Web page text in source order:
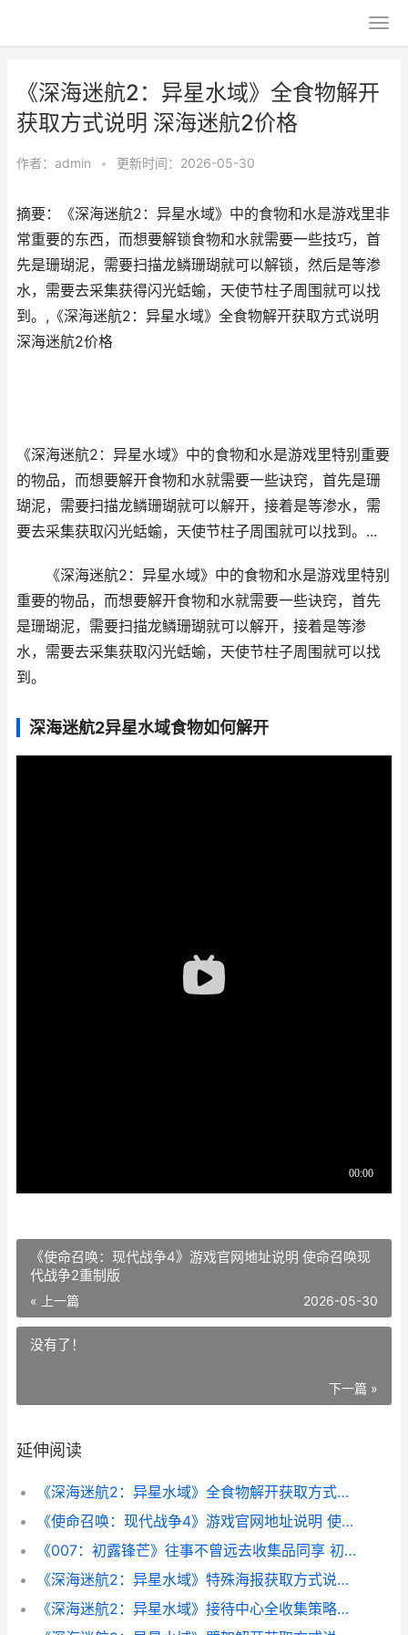
《深海迷航2：异星水域》全食物解开
获取方式说明 深海迷航2价格
作者： admin • 更新时间：2026-05-30
摘要：《深海迷航2：异星水域》中的食物和水是游戏里非
常重要的东西，而想要解锁食物和水就需要一些技巧，首
先是珊瑚泥，需要扫描龙鳞珊瑚就可以解锁，然后是等渗
水，需要去采集获得闪光蛞蝓，天使节柱子周围就可以找
到。,《深海迷航2：异星水域》全食物解开获取方式说明
深海迷航2价格
《深海迷航2：异星水域》中的食物和水是游戏里特别重要
的物品，而想要解开食物和水就需要一些诀窍，首先是珊
瑚泥，需要扫描龙鳞珊瑚就可以解开，接着是等渗水，需
要去采集获取闪光蛞蝓，天使节柱子周围就可以找到。...
《深海迷航2：异星水域》中的食物和水是游戏里特别
重要的物品，而想要解开食物和水就需要一些诀窍，首先
是珊瑚泥，需要扫描龙鳞珊瑚就可以解开，接着是等渗
水，需要去采集获取闪光蛞蝓，天使节柱子周围就可以找
到。
深海迷航2异星水域食物如何解开
《使命召唤：现代战争4》游戏官网地址说明 使命召唤现
代战争2重制版
« 上一篇 2026-05-30
没有了！
下一篇 »
延伸阅读
《深海迷航2：异星水域》全食物解开获取方式说明 深海迷航2价格
《使命召唤：现代战争4》游戏官网地址说明 使命召唤现代战争2重制版
《007：初露锋芒》往事不曾远去收集品同享 初露锋芒的拼音
《深海迷航2：异星水域》特殊海报获取方式说明 深海迷航2地图
《深海迷航2：异星水域》接待中心全收集策略同享 深海迷航2价格